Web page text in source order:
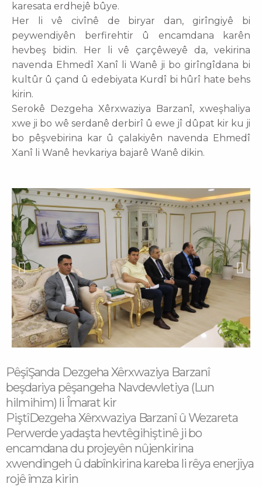
karesata erdhejê bûye.
Her li vê civînê de biryar dan, girîngiyê bi
peywendiyên berfirehtir û encamdana karên
hevbeş bidin. Her li vê çarçêweyê da, vekirina
navenda Ehmedî Xanî li Wanê ji bo girîngîdana bi
kultûr û çand û edebiyata Kurdî bi hûrî hate behs
kirin.
Serokê Dezgeha Xêrxwaziya Barzanî, xweşhaliya
xwe ji bo wê serdanê derbirî û ewe jî dûpat kir ku ji
bo pêşvebirina kar û çalakiyên navenda Ehmedî
Xanî li Wanê hevkariya bajarê Wanê dikin.
Prev
PêşîŞanda Dezgeha Xêrxwaziya Barzanî
beşdariya pêşangeha Navdewletiya (Lun
hilmihim) li Îmarat kir
PiştîDezgeha Xêrxwaziya Barzanî û Wezareta
Perwerde yadaşta hevtêgihiştinê ji bo
encamdana du projeyên nûjenkirina
xwendingeh û dabînkirina kareba li rêya enerjiya
rojê îmza kirin
Next